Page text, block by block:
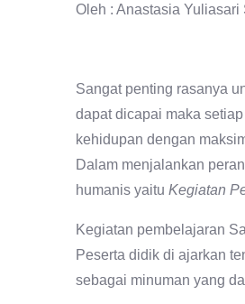
Oleh : Anastasia Yuliasari
Sangat penting rasanya
dapat dicapai maka
kehidupan dengan
Dalam menjalankan
humanis yaitu Kegiatan
Kegiatan pembelajaran
Peserta didik di ajarkan
sebagai minuman yang